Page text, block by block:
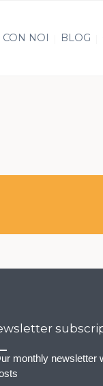
CON NOI BLOG
monthly newsletter